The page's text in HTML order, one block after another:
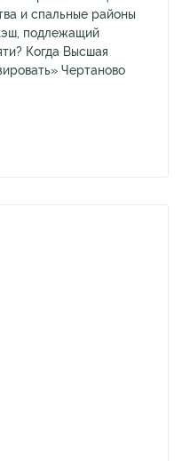
и спальные районы
подлежащий
Когда Высшая
Чертаново